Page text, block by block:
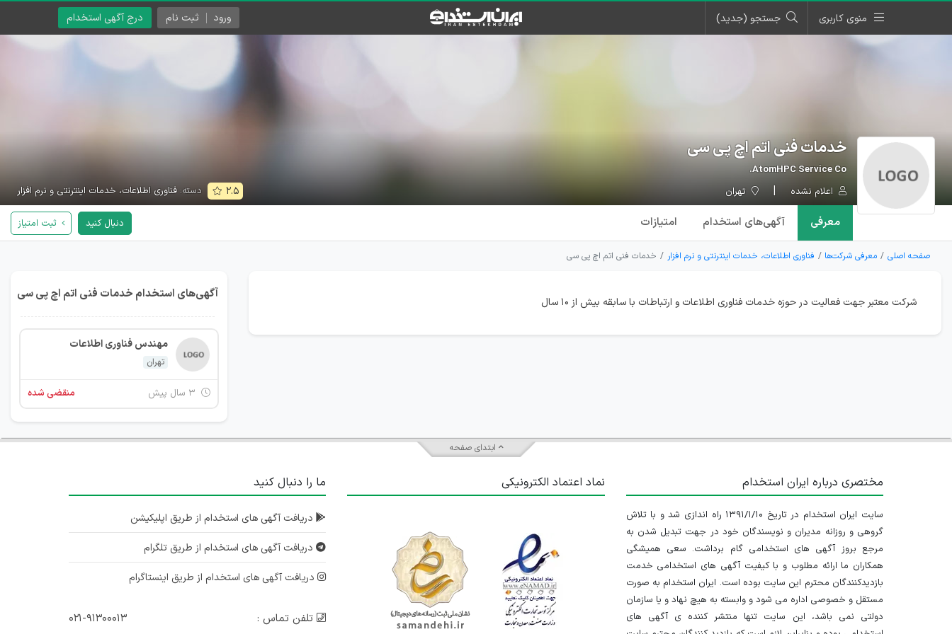
منوی کاربری جستجو (جدید) درج آگهی استخدام ورود ثبت نام
خدمات فنی اتم اچ پی سی
AtomHPC Service Co.
اعلام نشده
تهران ۲.۵ دسته: فناوری اطلاعات، خدمات اینترنتی و نرم افزار
معرفی آگهی‌های استخدام امتیازات دنبال کنید ثبت امتیاز
صفحه اصلی معرفی شرکت‌ها فناوری اطلاعات، خدمات اینترنتی و نرم افزار خدمات فنی اتم اچ پی سی
شرکت معتبر جهت فعالیت در حوزه خدمات فناوری اطلاعات و ارتباطات با سابقه بیش از ۱۰ سال
آگهی‌های استخدام خدمات فنی اتم اچ پی سی
مهندس فناوری اطلاعات
تهران
منقضی شده
ابتدای صفحه
مختصری درباره ایران استخدام
سایت ایران استخدام در تاریخ ۱۳۹۱/۱/۱۰ راه اندازی شد و با تلاش
گروهی و روزانه مدیران و نویسندگان خود در جهت تبدیل شدن به
مرجع بروز آگهی های استخدامی گام برداشت. سعی همیشگی
همکاران ما ارائه مطلوب و با کیفیت آگهی های استخدامی خدمت
بازدیدکنندگان محترم این سایت بوده است. ایران استخدام به صورت
مستقل و خصوصی اداره می شود و وابسته به هیچ نهاد و یا سازمان
دولتی نمی باشد، این سایت تنها منتشر کننده ی آگهی های
نماد اعتماد الکترونیکی ما را دنبال کنید
دریافت آگهی های استخدام از طریق اپلیکیشن
دریافت آگهی های استخدام از طریق تلگرام
دریافت آگهی های استخدام از طریق اینستاگرام
تلفن تماس : ۰۲۱-۹۱۳۰۰۰۱۳